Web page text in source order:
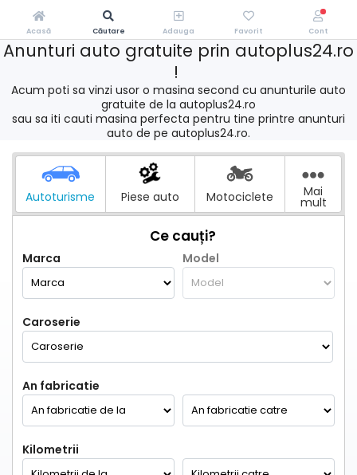
Anunturi auto gratuite prin autoplus24.ro
!
Acum poti sa vinzi usor o masina second cu anunturile auto
gratuite de la autoplus24.ro
sau sa iti cauti masina perfecta pentru tine printre anunturi
auto de pe autoplus24.ro.
Autoturisme Piese auto Motociclete Mai
mult
Ce cauți?
Marca Model
Caroserie
An fabricatie
Kilometrii
Acasă Căutare Adauga Favorit Cont